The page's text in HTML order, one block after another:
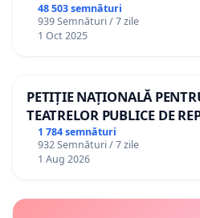
48 503 semnături
939 Semnături / 7 zile
1 Oct 2025
PETIȚIE NAȚIONALĂ
TEATRELOR PUBLICE DE
ROMÂNIA
1 784 semnături
932 Semnături / 7 zile
1 Aug 2026